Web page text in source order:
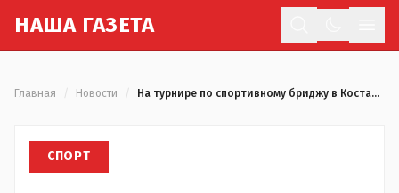
НАША ГАЗЕТА
Главная Новости На турнире по спортивному бриджу в Костанае победили игроки из Перми
СПОРТ